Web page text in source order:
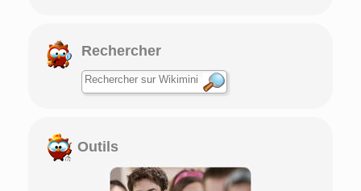
Rechercher
Outils